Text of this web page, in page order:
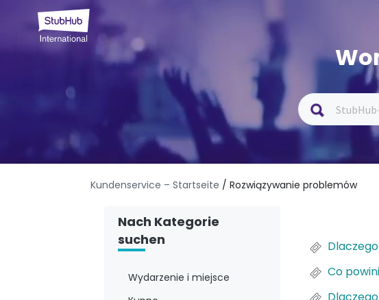
Kundenservice – Startseite / Rozwiązywanie problemów
Nach Kategorie
suchen
Wydarzenie i miejsce
Co